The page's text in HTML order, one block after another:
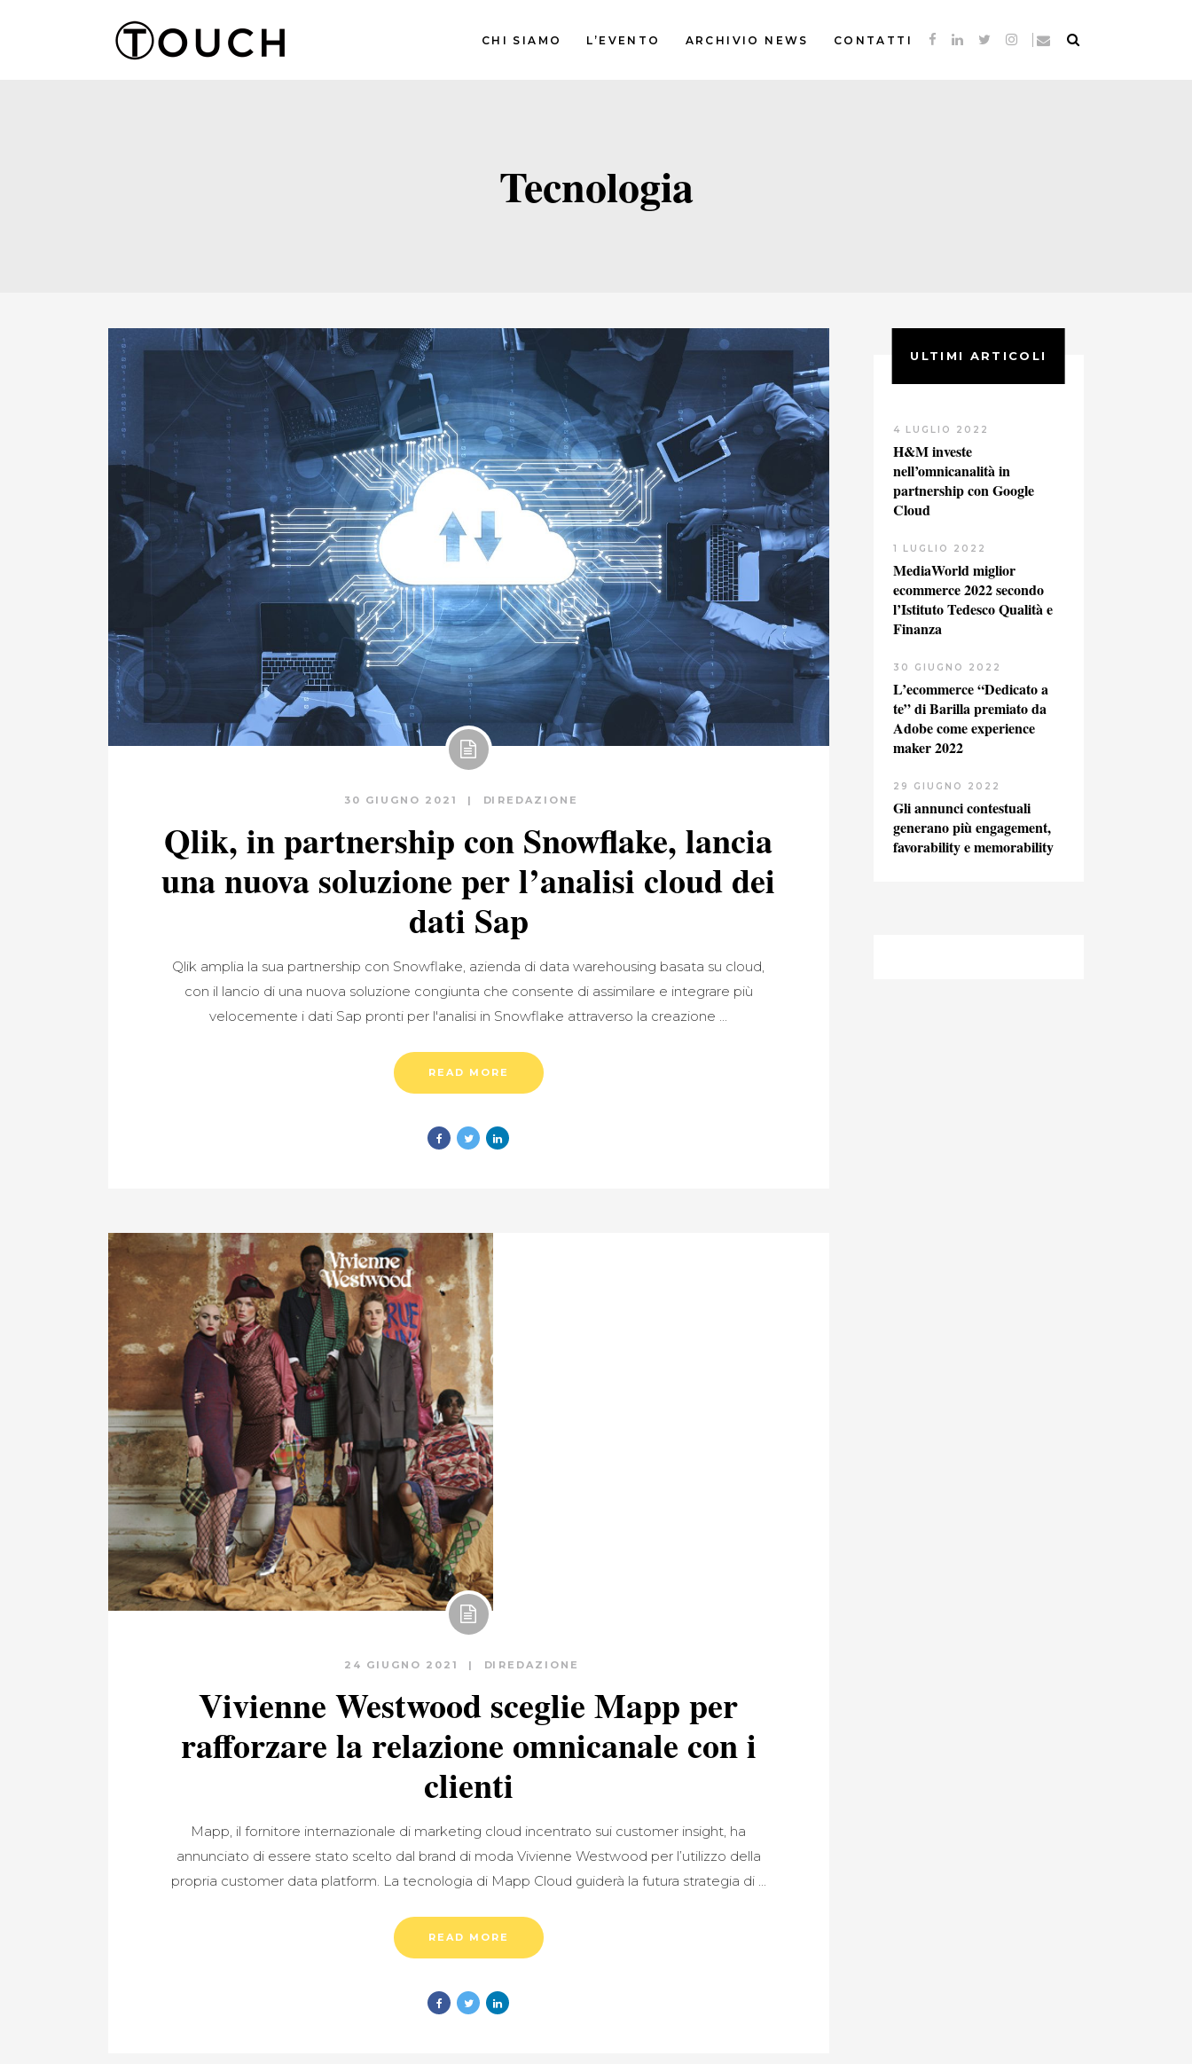
CHI SIAMO L’EVENTO ARCHIVIO NEWS CONTATTI
Tecnologia
30 GIUGNO 2021 DI REDAZIONE
Qlik, in partnership con Snowflake, lancia
una nuova soluzione per l’analisi cloud dei
dati Sap
Qlik amplia la sua partnership con Snowflake, azienda di data warehousing basata su cloud,
con il lancio di una nuova soluzione congiunta che consente di assimilare e integrare più
velocemente i dati Sap pronti per l'analisi in Snowflake attraverso la creazione
READ MORE
24 GIUGNO 2021 DI REDAZIONE
Vivienne Westwood sceglie Mapp per
rafforzare la relazione omnicanale con i
clienti
Mapp, il fornitore internazionale di marketing cloud incentrato sui customer insight, ha
annunciato di essere stato scelto dal brand di moda Vivienne Westwood per l’utilizzo della
propria customer data platform. La tecnologia di Mapp Cloud guiderà la futura strategia di
READ MORE
ULTIMI ARTICOLI
4 LUGLIO 2022
H&M investe
nell’omnicanalità in
partnership con Google
Cloud
1 LUGLIO 2022
MediaWorld miglior
ecommerce 2022 secondo
l’Istituto Tedesco Qualità e
Finanza
30 GIUGNO 2022
L’ecommerce “Dedicato a
te” di Barilla premiato da
Adobe come experience
maker 2022
29 GIUGNO 2022
Gli annunci contestuali
generano più engagement,
favorability e memorability